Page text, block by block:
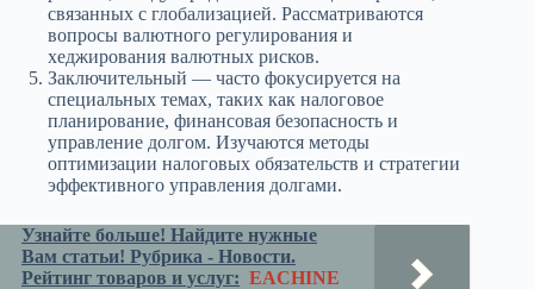
связанных с глобализацией. Рассматриваются
вопросы валютного регулирования и
хеджирования валютных рисков.
Заключительный — часто фокусируется на
специальных темах, таких как налоговое
планирование, финансовая безопасность и
управление долгом. Изучаются методы
оптимизации налоговых обязательств и стратегии
эффективного управления долгами.
Узнайте больше! Найдите нужные
Вам статьи! Рубрика - Новости.
Рейтинг товаров и услуг: EACHINE